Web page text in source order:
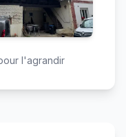
l'agrandir